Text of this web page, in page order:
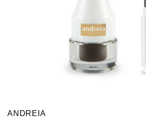
ANDREIA